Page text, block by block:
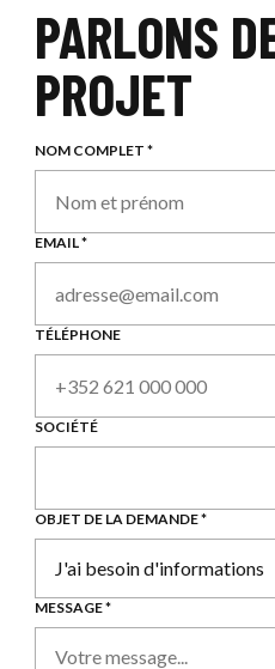
PARLONS
PROJET
NOM COMPLET *
EMAIL *
TÉLÉPHONE
SOCIÉTÉ
OBJET DE LA DEMANDE *
MESSAGE *